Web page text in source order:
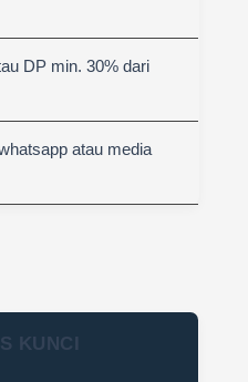
DP min. 30% dari
atau media
KUNCI